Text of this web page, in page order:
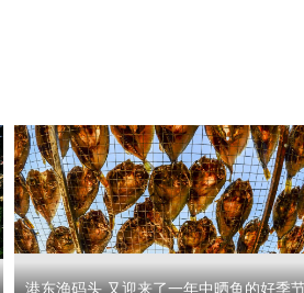
港东渔码头 又迎来了一年中晒鱼的好季